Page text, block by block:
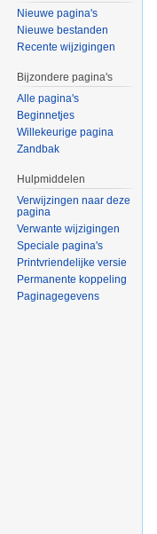
Nieuwe pagina's
Nieuwe bestanden
Recente wijzigingen
Bijzondere pagina's
Alle pagina's
Beginnetjes
Willekeurige pagina
Zandbak
Hulpmiddelen
Verwijzingen naar deze
pagina
Verwante wijzigingen
Speciale pagina's
Printvriendelijke versie
Permanente koppeling
Paginagegevens